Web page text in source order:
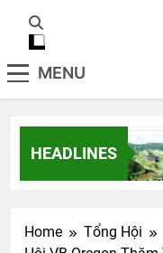
MENU
HEADLINES
Nơi
Home
Tổng Hội